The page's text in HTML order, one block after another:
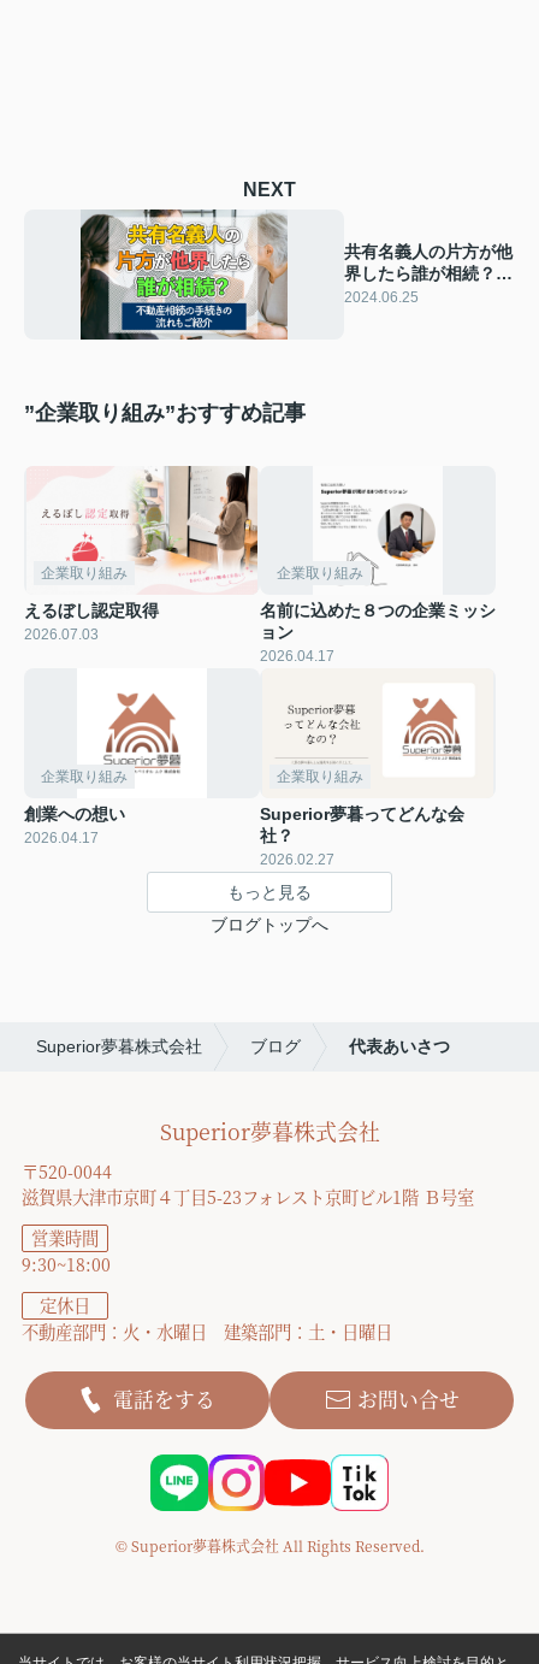
NEXT
共有名義人の片方が他
界したら誰が相続？不
動産相続の手続きの流
2024.06.25
”企業取り組み”おすすめ記事
企業取り組み
えるぼし認定取得
2026.07.03
企業取り組み
名前に込めた８つの企業ミッシ
ョン
2026.04.17
企業取り組み
創業への想い
2026.04.17
企業取り組み
Superior夢暮ってどんな会
社？
2026.02.27
もっと見る
ブログトップへ
Superior夢暮株式会社 ブログ 代表あいさつ
Superior夢暮株式会社
〒520-0044
滋賀県大津市京町４丁目5-23フォレスト京町ビル1階 Ｂ号室
営業時間
9:30~18:00
定休日
不動産部門：火・水曜日 建築部門：土・日曜日
電話をする お問い合せ
© Superior夢暮株式会社 All Rights Reserved.